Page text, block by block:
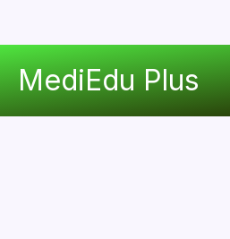
MediEdu Plus